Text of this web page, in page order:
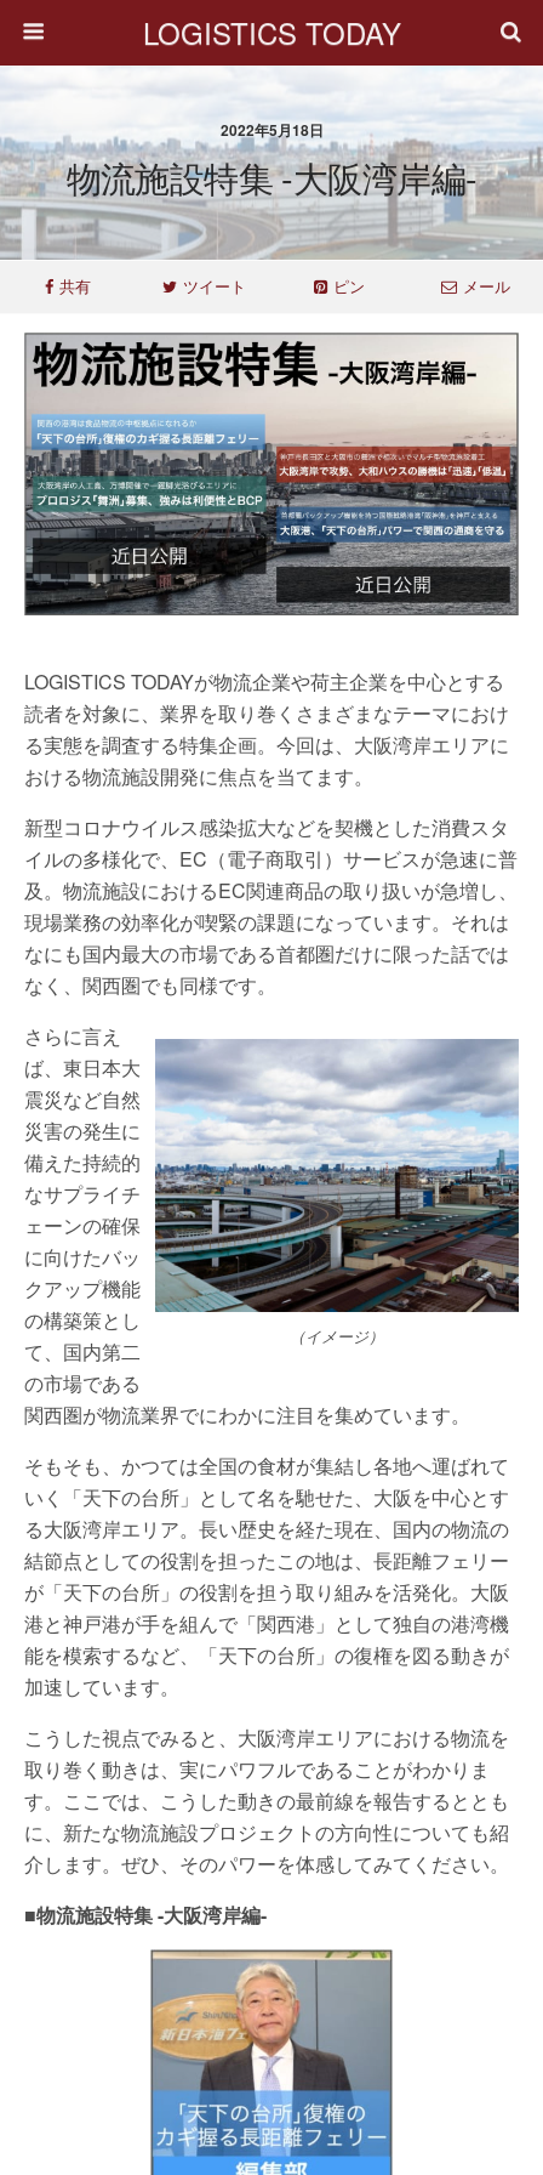
LOGISTICS TODAY
2022年5月18日
物流施設特集 -大阪湾岸編-
共有 ツイート ピン メール
LOGISTICS TODAYが物流企業や荷主企業を中心とする
読者を対象に、業界を取り巻くさまざまなテーマにおけ
る実態を調査する特集企画。今回は、大阪湾岸エリアに
おける物流施設開発に焦点を当てます。
新型コロナウイルス感染拡大などを契機とした消費スタ
イルの多様化で、EC（電子商取引）サービスが急速に普
及。物流施設におけるEC関連商品の取り扱いが急増し、
現場業務の効率化が喫緊の課題になっています。それは
なにも国内最大の市場である首都圏だけに限った話では
なく、関西圏でも同様です。
（イメージ）
さらに言え
ば、東日本大
震災など自然
災害の発生に
備えた持続的
なサプライチ
ェーンの確保
に向けたバッ
クアップ機能
の構築策とし
て、国内第二
の市場である
関西圏が物流業界でにわかに注目を集めています。
そもそも、かつては全国の食材が集結し各地へ運ばれて
いく「天下の台所」として名を馳せた、大阪を中心とす
る大阪湾岸エリア。長い歴史を経た現在、国内の物流の
結節点としての役割を担ったこの地は、長距離フェリー
が「天下の台所」の役割を担う取り組みを活発化。大阪
港と神戸港が手を組んで「関西港」として独自の港湾機
能を模索するなど、「天下の台所」の復権を図る動きが
加速しています。
こうした視点でみると、大阪湾岸エリアにおける物流を
取り巻く動きは、実にパワフルであることがわかりま
す。ここでは、こうした動きの最前線を報告するととも
に、新たな物流施設プロジェクトの方向性についても紹
介します。ぜひ、そのパワーを体感してみてください。
■物流施設特集 -大阪湾岸編-